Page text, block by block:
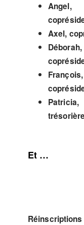
Angel,
Axel,
Déborah,
François,
Patricia,
trésorière
Et …
Réinscriptions